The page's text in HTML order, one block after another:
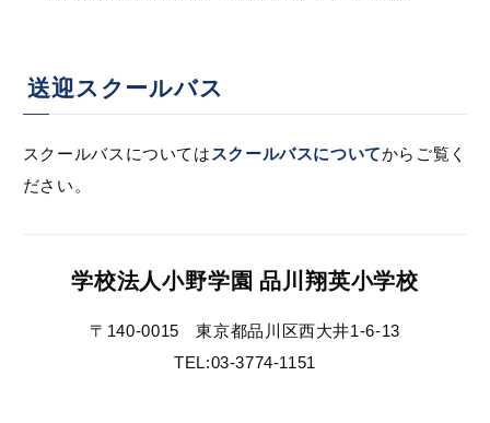
送迎スクールバス
スクールバスについては スクールバスについてからご覧く
ださい。
学校法人小野学園 品川翔英小学校
〒140-0015 東京都品川区西大井1-6-13
TEL:03-3774-1151